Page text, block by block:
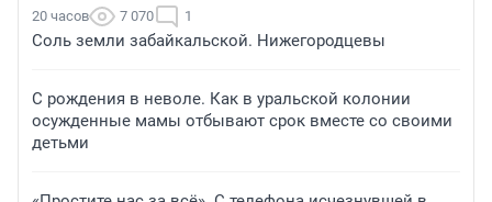
20 часов 7 070 1
Соль земли забайкальской. Нижегородцевы
С рождения в неволе. Как в уральской колонии
осужденные мамы отбывают срок вместе со своими
детьми